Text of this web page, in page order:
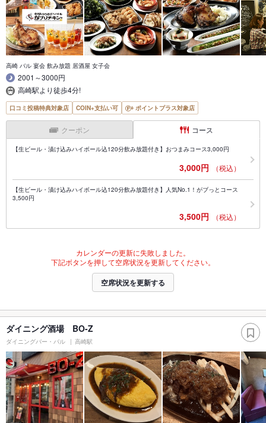
高崎 バル 宴会 飲み放題 居酒屋 女子会
2001～3000円
高崎駅より徒歩4分!
口コミ投稿特典対象店 COIN+支払い可 ポイントプラス対象店
クーポン コース
【生ビール・漬け込みハイボール込120分飲み放題付き】おつまみコース3,000円
3,000円 （税込）
【生ビール・漬け込みハイボール込120分飲み放題付き】人気No.1！がブっとコース
3,500円
3,500円 （税込）
カレンダーの更新に失敗しました。
下記ボタンを押して空席状況を更新してください。
空席状況を更新する
ダイニング酒場 BO-Z
ダイニングバー・バル 高崎駅